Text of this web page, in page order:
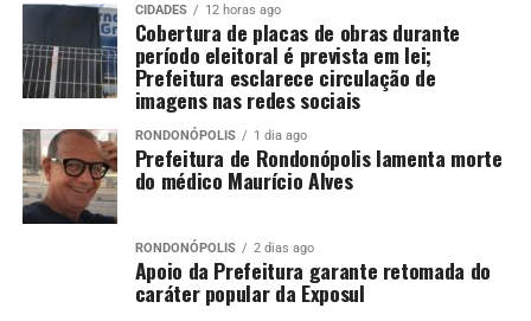
CIDADES 12 horas ago
Cobertura de placas de obras durante
período eleitoral é prevista em lei;
Prefeitura esclarece circulação de
imagens nas redes sociais
RONDONÓPOLIS 1 dia ago
Prefeitura de Rondonópolis lamenta morte
do médico Maurício Alves
RONDONÓPOLIS 2 dias ago
Apoio da Prefeitura garante retomada do
caráter popular da Exposul